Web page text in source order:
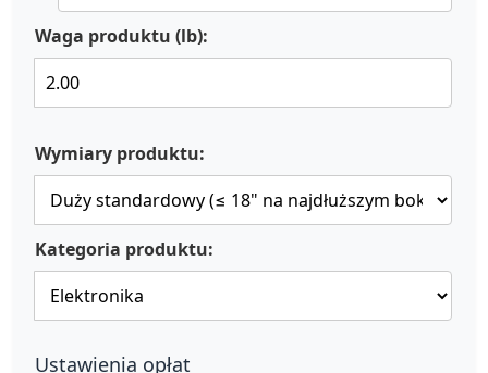
Waga produktu (lb):
Wymiary produktu:
Kategoria produktu:
Ustawienia opłat